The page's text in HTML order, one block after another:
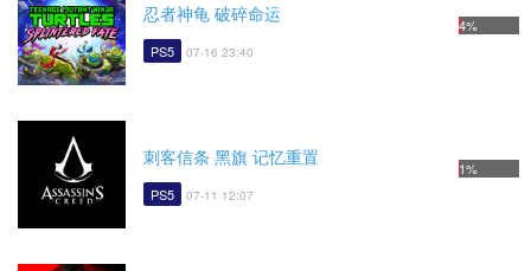
忍者神龟 破碎命运
PS5 07-16 23:40
4%
刺客信条 黑旗 记忆重置
PS5 07-11 12:07
1%